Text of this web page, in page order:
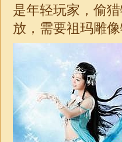
是年轻玩家，偷
放，需要祖玛雕